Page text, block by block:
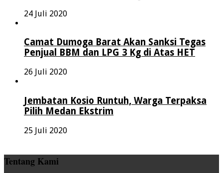
24 Juli 2020
Camat Dumoga Barat Akan Sanksi Tegas
Penjual BBM dan LPG 3 Kg di Atas HET
26 Juli 2020
Jembatan Kosio Runtuh, Warga Terpaksa
Pilih Medan Ekstrim
25 Juli 2020
Tentang Kami